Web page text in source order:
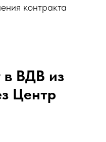
контракта
в ВДВ из
Центр